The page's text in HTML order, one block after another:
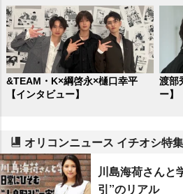
&TEAM・K×綱啓永×樋口幸平
【インタビュー】
渡部
ー】
オリコンニュース イチオシ特集
川島海荷さんと
引”のリアル